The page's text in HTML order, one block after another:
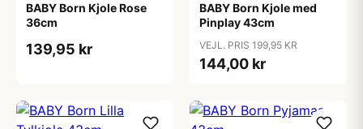
BABY Born Kjole Rose
36cm
139,95 kr
BABY Born Kjole med
Pinplay 43cm
VEJL. PRIS 199,95 KR
144,00 kr